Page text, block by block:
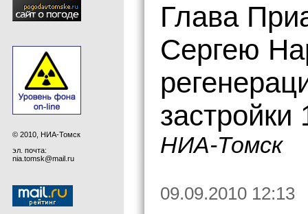
© 2010, НИА-Томск
эл. почта:
nia.tomsk@mail.ru
Глава
Сергею
застройки
НИА-Томск
09.09.2010 12:13